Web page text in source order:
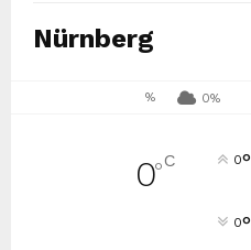
Nürnberg
% 0%
0°C 0°
0°